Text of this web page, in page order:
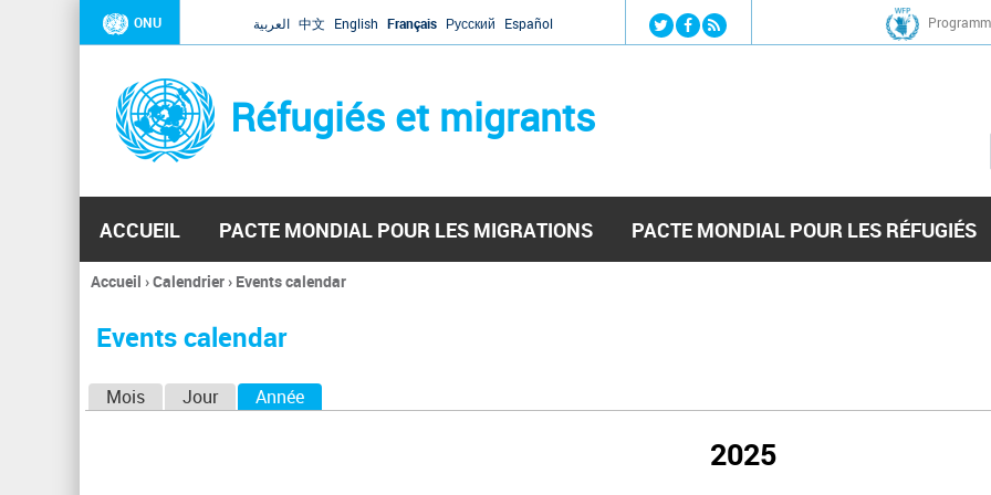
Jump to navigation
ONU العربية 中文 English Français Русский Español
Réfugiés et migrants
ACCUEIL PACTE MONDIAL POUR LES MIGRATIONS PACTE MONDIAL POUR LES RÉFUGIÉS
Vous
ici
Accueil ›Calendrier› Events calendar
Events calendar
Mois Jour Année
2025